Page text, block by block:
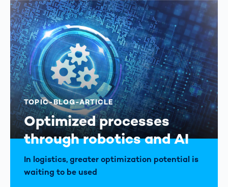
TOPIC-BLOG-ARTICLE
Optimized processes
through robotics and AI
In logistics, greater optimization potential is
waiting to be used